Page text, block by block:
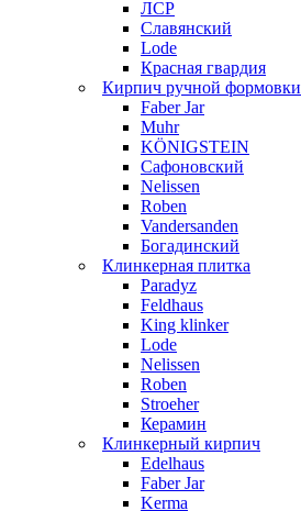
ЛСР
Славянский
Lode
Красная гвардия
Кирпич ручной формовки
Faber Jar
Muhr
KÖNIGSTEIN
Сафоновский
Nelissen
Roben
Vandersanden
Богадинский
Клинкерная плитка
Paradyz
Feldhaus
King klinker
Lode
Nelissen
Roben
Stroeher
Керамин
Клинкерный кирпич
Edelhaus
Faber Jar
Kerma